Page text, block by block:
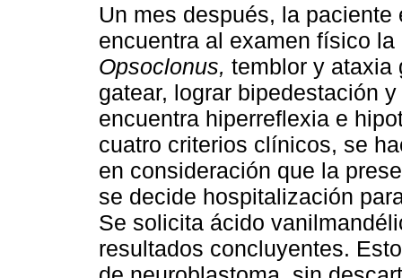
Un mes después, la
encuentra al examen físico
Opsoclonus, temblor y ataxia
gatear, lograr bipedestación
encuentra hiperreflexia e
cuatro criterios clínicos, se
en consideración que la
se decide hospitalización
Se solicita ácido
resultados concluyentes.